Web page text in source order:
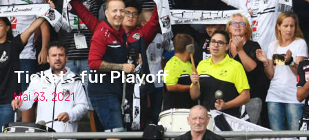
Tickets für Playoff
Mai 23, 2021